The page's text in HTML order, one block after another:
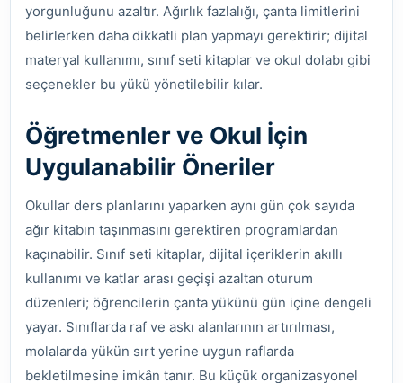
yorgunluğunu azaltır. Ağırlık fazlalığı, çanta limitlerini
belirlerken daha dikkatli plan yapmayı gerektirir; dijital
materyal kullanımı, sınıf seti kitaplar ve okul dolabı gibi
seçenekler bu yükü yönetilebilir kılar.
Öğretmenler ve Okul İçin
Uygulanabilir Öneriler
Okullar ders planlarını yaparken aynı gün çok sayıda
ağır kitabın taşınmasını gerektiren programlardan
kaçınabilir. Sınıf seti kitaplar, dijital içeriklerin akıllı
kullanımı ve katlar arası geçişi azaltan oturum
düzenleri; öğrencilerin çanta yükünü gün içine dengeli
yayar. Sınıflarda raf ve askı alanlarının artırılması,
molalarda yükün sırt yerine uygun raflarda
bekletilmesine imkân tanır. Bu küçük organizasyonel